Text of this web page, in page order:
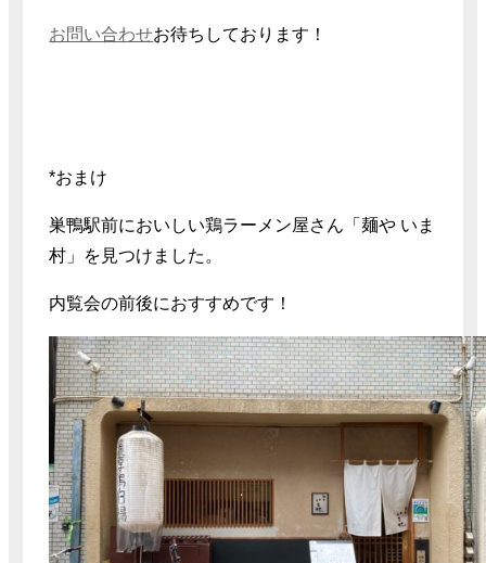
お問い合わせお待ちしております！
*おまけ
巣鴨駅前においしい鶏ラーメン屋さん「麺や いま
村」を見つけました。
内覧会の前後におすすめです！